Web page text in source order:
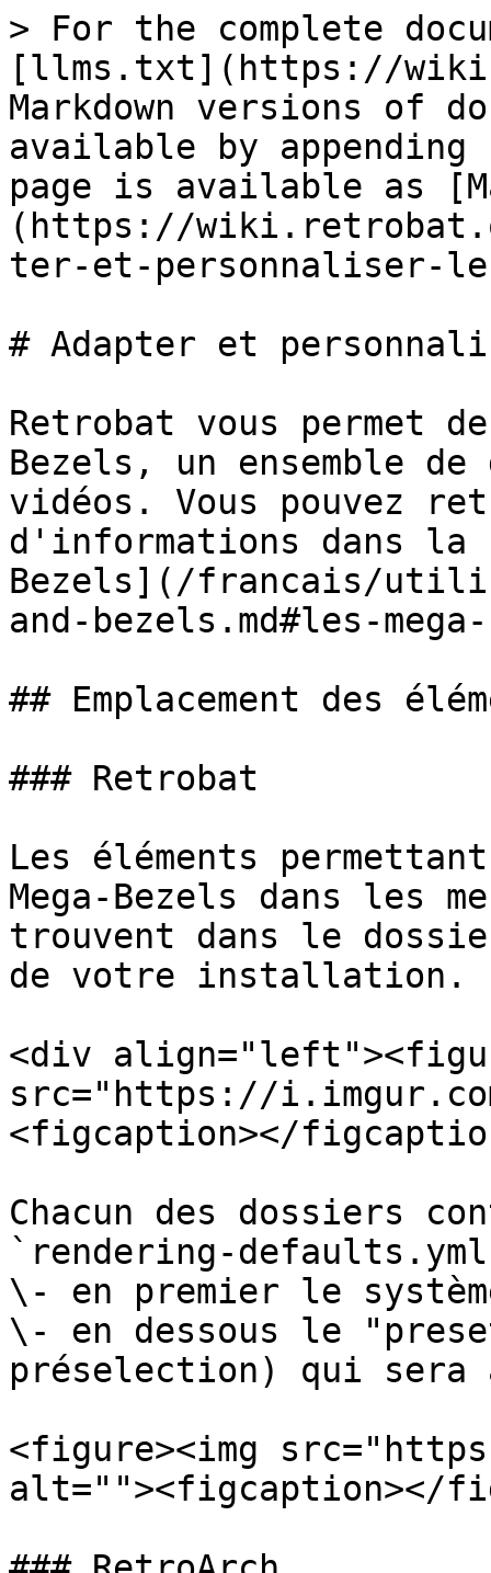
> For the complete
[llms.txt](https://
Markdown versions of
available by
page is available as
(https://
ter-et-personnaliser-
# Adapter et
Retrobat vous permet
Bezels, un ensemble
vidéos. Vous pouvez
d'informations dans la
Bezels](/francais/
and-bezels.md#les-
## Emplacement des
### Retrobat
Les éléments
Mega-Bezels dans les
trouvent dans le
de votre installation.
<div
src="https://
<figcaption></
Chacun des dossiers
`rendering-
\- en premier le
\- en dessous le
préselection) qui sera
<figure><img
alt=""><figcaption></